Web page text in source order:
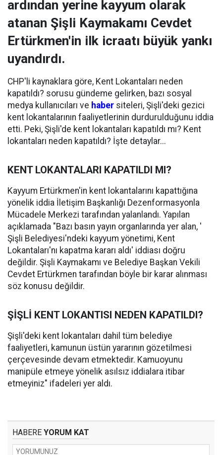
ardından yerine kayyum olarak
atanan Şişli Kaymakamı Cevdet
Ertürkmen'in ilk icraatı büyük yankı
uyandırdı.
CHP'li kaynaklara göre, Kent Lokantaları neden
kapatıldı? sorusu gündeme gelirken, bazı sosyal
medya kullanıcıları ve haber siteleri, Şişli'deki gezici
kent lokantalarının faaliyetlerinin durdurulduğunu iddia
etti. Peki, Şişli'de kent lokantaları kapatıldı mı? Kent
lokantaları neden kapatıldı? İşte detaylar...
KENT LOKANTALARI KAPATILDI MI?
Kayyum Ertürkmen'in kent lokantalarını kapattığına
yönelik iddia İletişim Başkanlığı Dezenformasyonla
Mücadele Merkezi tarafından yalanlandı. Yapılan
açıklamada "Bazı basın yayın organlarında yer alan, '
Şişli Belediyesi'ndeki kayyum yönetimi, Kent
Lokantaları'nı kapatma kararı aldı' iddiası doğru
değildir. Şişli Kaymakamı ve Belediye Başkan Vekili
Cevdet Ertürkmen tarafından böyle bir karar alınması
söz konusu değildir.
ŞİŞLİ KENT LOKANTISI NEDEN KAPATILDI?
Şişli'deki kent lokantaları dahil tüm belediye
faaliyetleri, kamunun üstün yararının gözetilmesi
çerçevesinde devam etmektedir. Kamuoyunu
manipüle etmeye yönelik asılsız iddialara itibar
etmeyiniz" ifadeleri yer aldı.
HABERE YORUM KAT